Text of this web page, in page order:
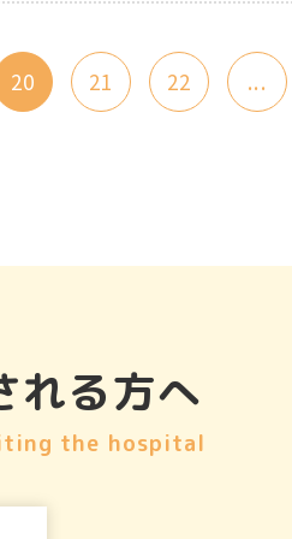
20 21 22 ...
れる方へ
the hospital